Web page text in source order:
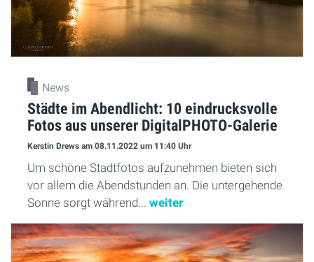
News
Städte im Abendlicht: 10 eindrucksvolle
Fotos aus unserer DigitalPHOTO-Galerie
Kerstin Drews am 08.11.2022 um 11:40 Uhr
Um schöne Stadtfotos aufzunehmen bieten sich
vor allem die Abendstunden an. Die untergehende
Sonne sorgt während... weiter